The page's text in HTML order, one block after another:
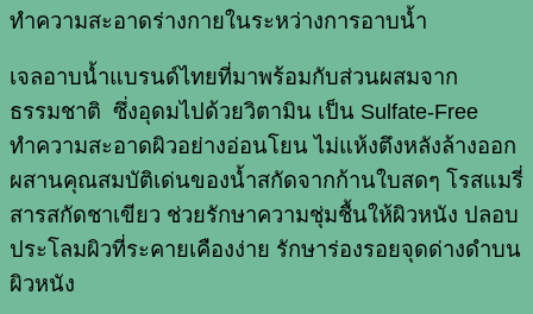
ทำความสะอาดร่างกายในระหว่างการอาบน้ำ
เจลอาบน้ำแบรนด์ไทยที่มาพร้อมกับส่วนผสมจาก
ธรรมชาติ ซึ่งอุดมไปด้วยวิตามิน เป็น Sulfate-Free
ทำความสะอาดผิวอย่างอ่อนโยน ไม่แห้งตึงหลังล้างออก
ผสานคุณสมบัติเด่นของน้ำสกัดจากก้านใบสดๆ โรสแมรี่
สารสกัดชาเขียว ช่วยรักษาความชุ่มชื้นให้ผิวหนัง ปลอบ
ประโลมผิวที่ระคายเคืองง่าย รักษาร่องรอยจุดด่างดำบน
ผิวหนัง